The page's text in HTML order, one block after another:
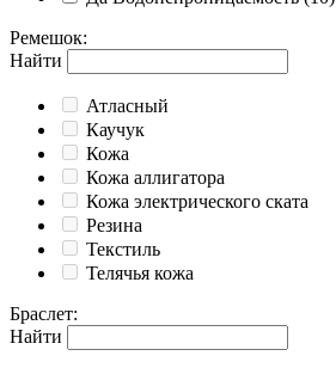
Ремешок:
Найти
Атласный
Каучук
Кожа
Кожа аллигатора
Кожа электрического ската
Резина
Текстиль
Телячья кожа
Браслет:
Найти